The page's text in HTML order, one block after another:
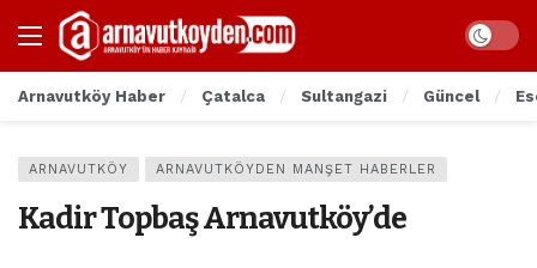
Arnavutköy Haber Çatalca Sultangazi Güncel
ARNAVUTKÖY ARNAVUTKÖYDEN MANŞET HABERLER
Kadir Topbaş Arnavutköy’de